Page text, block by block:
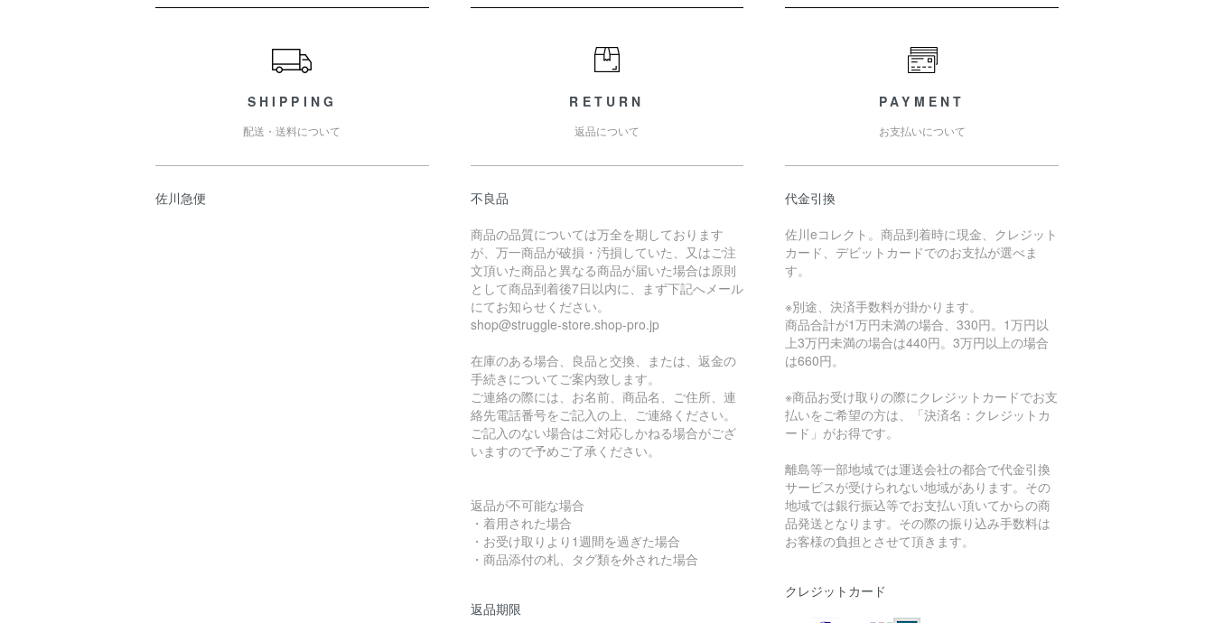
SHIPPING
配送・送料について
佐川急便
RETURN
返品について
不良品
商品の品質については万全を期しております
が、万一商品が破損・汚損していた、又はご注
文頂いた商品と異なる商品が届いた場合は原則
として商品到着後7日以内に、まず下記へメール
にてお知らせください。
shop@struggle-store.shop-pro.jp
在庫のある場合、良品と交換、または、返金の
手続きについてご案内致します。
ご連絡の際には、お名前、商品名、ご住所、連
絡先電話番号をご記入の上、ご連絡ください。
ご記入のない場合はご対応しかねる場合がござ
いますので予めご了承ください。
返品が不可能な場合
・着用された場合
・お受け取りより1週間を過ぎた場合
・商品添付の札、タグ類を外された場合
返品期限
PAYMENT
お支払いについて
代金引換
佐川eコレクト。商品到着時に現金、クレジット
カード、デビットカードでのお支払が選べま
す。
※別途、決済手数料が掛かります。
商品合計が1万円未満の場合、330円。1万円以
上3万円未満の場合は440円。3万円以上の場合
は660円。
※商品お受け取りの際にクレジットカードでお支
払いをご希望の方は、「決済名：クレジットカ
ード」がお得です。
離島等一部地域では運送会社の都合で代金引換
サービスが受けられない地域があります。その
地域では銀行振込等でお支払い頂いてからの商
品発送となります。その際の振り込み手数料は
お客様の負担とさせて頂きます。
クレジットカード